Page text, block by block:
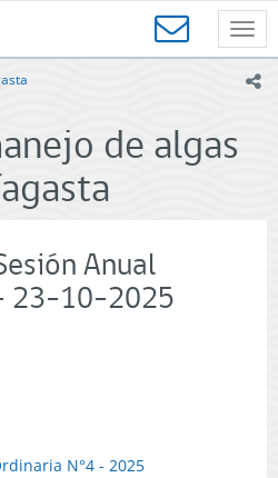
de algas
Anual
23-10-2025
N°4 - 2025